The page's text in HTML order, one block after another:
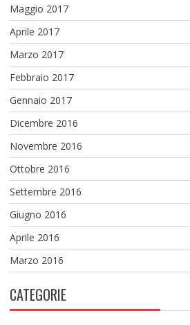
Maggio 2017
Aprile 2017
Marzo 2017
Febbraio 2017
Gennaio 2017
Dicembre 2016
Novembre 2016
Ottobre 2016
Settembre 2016
Giugno 2016
Aprile 2016
Marzo 2016
CATEGORIE